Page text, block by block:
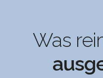
Was